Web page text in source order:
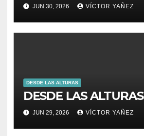
JUN 30, 2026 VÍCTOR YAÑEZ
DESDE LAS ALTURAS
DESDE LAS ALTURAS
JUN 29, 2026 VÍCTOR YAÑEZ